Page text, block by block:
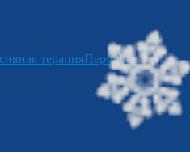
терапияПерчатки